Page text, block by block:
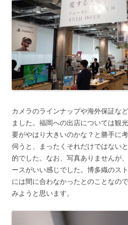
カメラのラインナップや海外保証な
ました。福岡への出店については観
要がやはり大きいのかな？と勝手に
伺うと、まったくそれだけではない
的でした。なお、写真ありませんが
ースがいい感じでした。博多織のス
には間に合わなかったとのことなの
みようと思います。